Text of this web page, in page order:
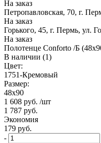
На заказ
Петропавловская, 70, г.
На заказ
Горького, 45, г. Пермь, ул.
На заказ
Полотенце Conforto /Б
В наличии (1)
Цвет:
1751-Кремовый
Размер:
48х90
1 608 руб. /шт
1 787 руб.
Экономия
179 руб.
-